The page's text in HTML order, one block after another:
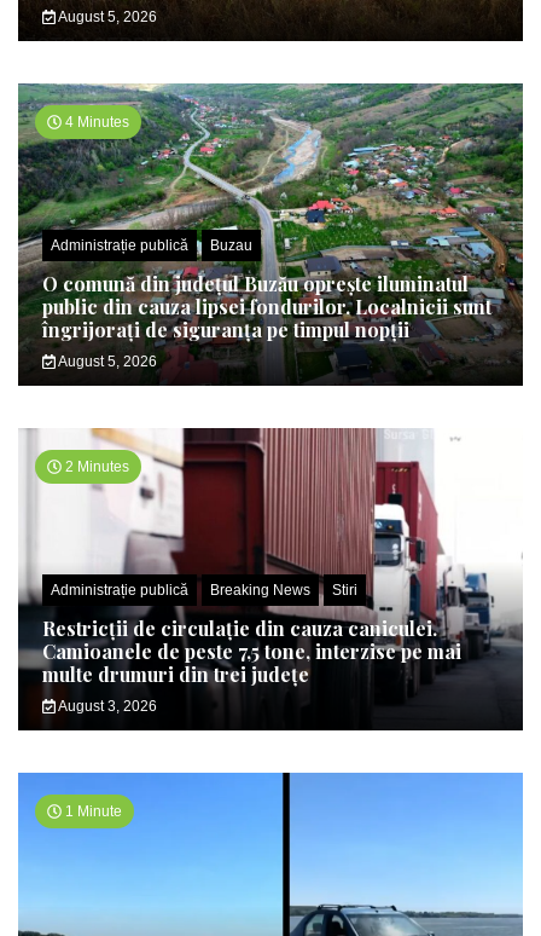
August 5, 2026
4 Minutes
Administrație publică Buzau
O comună din județul Buzău oprește iluminatul
public din cauza lipsei fondurilor. Localnicii sunt
îngrijorați de siguranța pe timpul nopții
August 5, 2026
2 Minutes
Administrație publică Breaking News Stiri
Restricții de circulație din cauza caniculei.
Camioanele de peste 7,5 tone, interzise pe mai
multe drumuri din trei județe
August 3, 2026
1 Minute